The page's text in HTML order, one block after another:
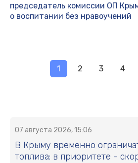
председатель комиссии ОП
о воспитании без нравоучений
1 2 3 4
07 августа 2026, 15:06
В Крыму временно
топлива: в приоритете -